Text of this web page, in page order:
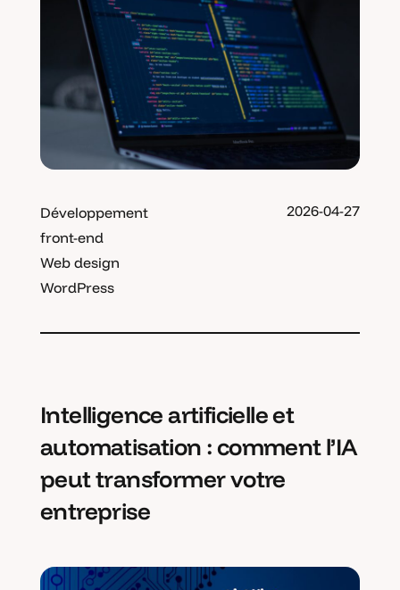
Développement
front-end
Web design
WordPress
2026-04-27
Intelligence artificielle et
automatisation : comment l’IA
peut transformer votre
entreprise